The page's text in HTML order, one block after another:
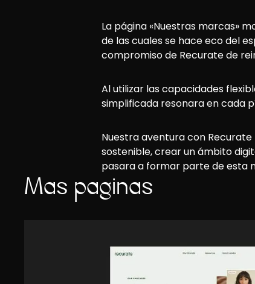
La página «Nuestras marcas»
de las cuales se hace eco del
compromiso de Recurate de
Al utilizar las capacidades
simplificada resonara en cada
Nuestra aventura con
sostenible, crear un ámbito
pasara a formar parte de esta
Más páginas